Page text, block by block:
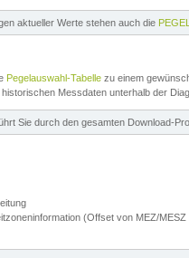
aktueller Werte stehen auch die
Pegelauswahl-Tabelle zu einem
Messdaten unterhalb der
Sie durch den gesamten Download-
(Offset von MEZ/MESZ